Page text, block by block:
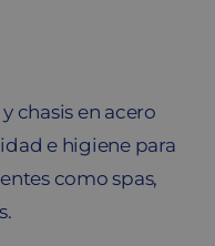
chasis en acero
e higiene para
como spas,